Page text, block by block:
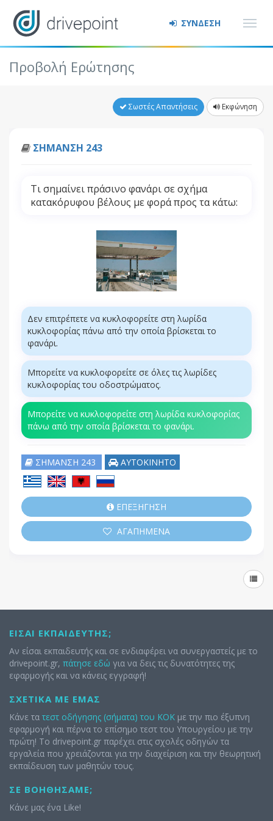
ΣΥΝΔΕΣΗ
Προβολή Ερώτησης
Σωστές Απαντήσεις Εκφώνηση
ΣΗΜΑΝΣΗ 243
Τι σημαίνει πράσινο φανάρι σε σχήμα
κατακόρυφου βέλους με φορά προς τα κάτω:
Δεν επιτρέπετε να κυκλοφορείτε στη λωρίδα
κυκλοφορίας πάνω από την οποία βρίσκεται το
φανάρι.
Μπορείτε να κυκλοφορείτε σε όλες τις λωρίδες
κυκλοφορίας του οδοστρώματος.
Μπορείτε να κυκλοφορείτε στη λωρίδα κυκλοφορίας
πάνω από την οποία βρίσκεται το φανάρι.
ΣΗΜΑΝΣΗ 243 ΑΥΤΟΚΙΝΗΤΟ
ΕΠΕΞΗΓΗΣΗ
ΑΓΑΠΗΜΕΝΑ
ΕΊΣΑΙ ΕΚΠΑΙΔΕΥΤΉΣ;
Αν είσαι εκπαιδευτής και σε ενδιαφέρει να συνεργαστείς με το
drivepoint.gr, πάτησε εδώ για να δεις τις δυνατότητες της
εφαρμογής και να κάνεις εγγραφή!
ΣΧΕΤΙΚΆ ΜΕ ΕΜΆΣ
Κάνε τα τεστ οδήγησης (σήματα) του ΚΟΚ με την πιο έξυπνη
εφαρμογή και πέρνα το επίσημο τεστ του Υπουργείου με την
πρώτη! Το drivepoint.gr παρέχει στις σχολές οδηγών τα
εργαλεία που χρειάζονται για την διαχείριση και την θεωρητική
εκπαίδευση των μαθητών τους.
ΣΕ ΒΟΗΘΉΣΑΜΕ;
Κάνε μας ένα Like!